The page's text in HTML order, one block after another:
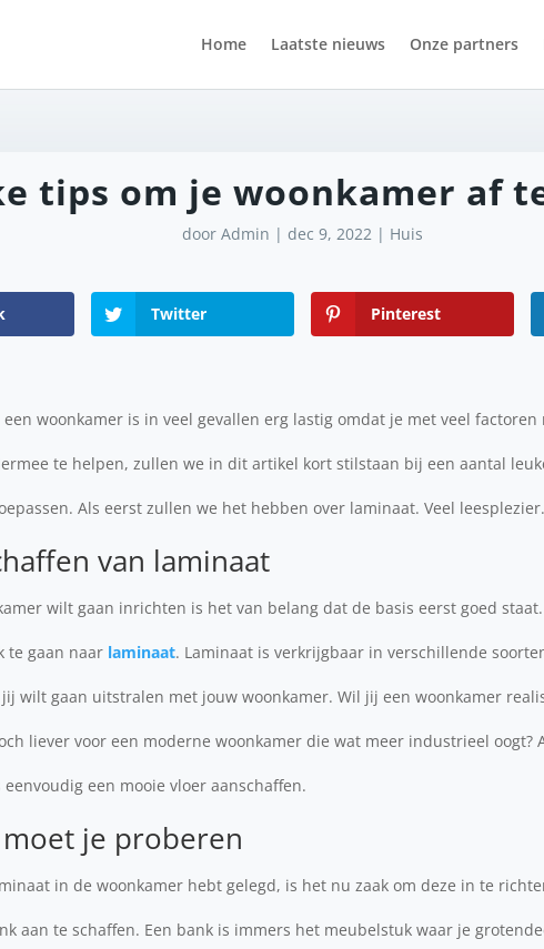
Home Laatste nieuws Onze partners
tips om je woonkamer af
door Admin | dec 9, 2022| Huis
Twitter Pinterest
woonkamer is in veel gevallen erg lastig omdat je met veel
te helpen, zullen we in dit artikel kort stilstaan bij een aantal
Als eerst zullen we het hebben over laminaat. Veel leesplezier.
van laminaat
wilt gaan inrichten is het van belang dat de basis eerst goed
te gaan naar laminaat. Laminaat is verkrijgbaar in verschillende
wilt gaan uitstralen met jouw woonkamer. Wil jij een woonkamer
liever voor een moderne woonkamer die wat meer industrieel oogt?
een mooie vloer aanschaffen.
moet je proberen
in de woonkamer hebt gelegd, is het nu zaak om deze in te
aan te schaffen. Een bank is immers het meubelstuk waar je